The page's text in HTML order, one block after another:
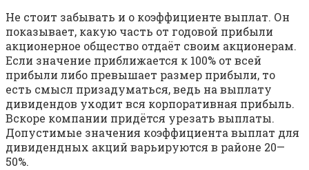
Не стоит забывать и о коэффициенте выплат. Он
показывает, какую часть от годовой прибыли
акционерное общество отдаёт своим акционерам.
Если значение приближается к 100% от всей
прибыли либо превышает размер прибыли, то
есть смысл призадуматься, ведь на выплату
дивидендов уходит вся корпоративная прибыль.
Вскоре компании придётся урезать выплаты.
Допустимые значения коэффициента выплат для
дивидендных акций варьируются в районе 20—
50%.